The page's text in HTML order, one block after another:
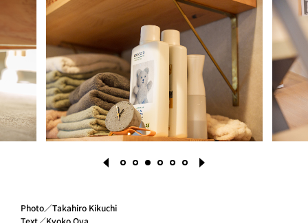
Photo／Takahiro Kikuchi